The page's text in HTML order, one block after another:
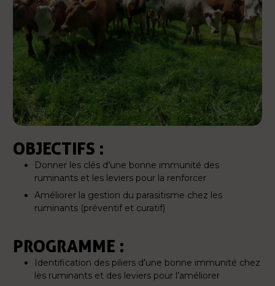
OBJECTIFS :
Donner les clés d’une bonne immunité des
ruminants et les leviers pour la renforcer
Améliorer la gestion du parasitisme chez les
ruminants (préventif et curatif)
PROGRAMME :
Identification des piliers d’une bonne immunité chez
les ruminants et des leviers pour l’améliorer